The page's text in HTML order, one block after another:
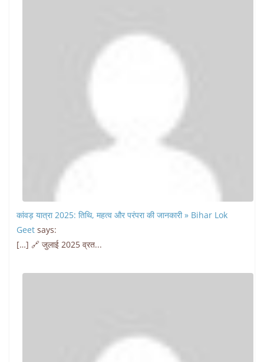
कांवड़ यात्रा 2025: तिथि, महत्व और परंपरा की जानकारी » Bihar Lok
Geet says:
[…] 🔗 जुलाई 2025 व्रत...